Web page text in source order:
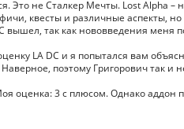
Это не Сталкер Мечты. Lost Alpha
квесты и различные аспекты,
вышел, так как нововведения меня
LA DC и я попытался вам
поэтому Григорович так и
оценка: 3 с плюсом. Однако аддон